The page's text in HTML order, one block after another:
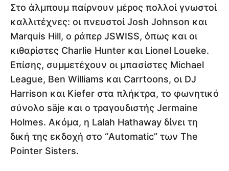
Στο άλμπουμ παίρνουν μέρος πολλοί γνωστοί
καλλιτέχνες: οι πνευστοί Josh Johnson και
Marquis Hill, ο ράπερ JSWISS, όπως και οι
κιθαρίστες Charlie Hunter και Lionel Loueke.
Επίσης, συμμετέχουν οι μπασίστες Michael
League, Ben Williams και Carrtoons, οι DJ
Harrison και Kiefer στα πλήκτρα, το φωνητικό
σύνολο säje και ο τραγουδιστής Jermaine
Holmes. Ακόμα, η Lalah Hathaway δίνει τη
δική της εκδοχή στο “Automatic” των The
Pointer Sisters.